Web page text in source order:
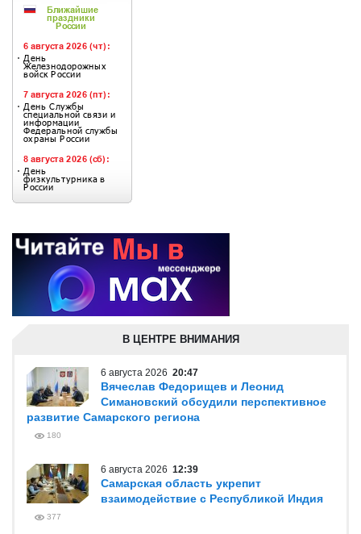
В ЦЕНТРЕ ВНИМАНИЯ
6 августа 2026 20:47
Вячеслав Федорищев и Леонид
Симановский обсудили перспективное
развитие Самарского региона
180
6 августа 2026 12:39
Самарская область укрепит
взаимодействие с Республикой Индия
377